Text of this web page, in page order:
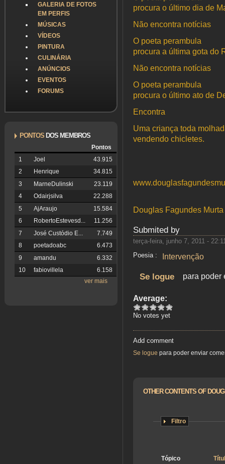
GALERIA DE FOTOS
EM PERFIS
MÚSICAS
VÍDEOS
PINTURA
CULINÁRIA
ANÚNCIOS
EVENTOS
FORUMS
PONTOS DOS MEMBROS
Pontos
1
Joel
43.915
2
Henrique
34.815
3
MarneDulinski
23.119
4
Odairjsilva
22.288
5
AjAraujo
15.584
6
RobertoEstevesd...
11.256
7
José Custódio E...
7.749
8
poetadoabc
6.473
9
amandu
6.332
10
fabiovillela
6.158
ver mais
procura o último dia de
Não encontra notícias
O poeta perambula
procura a última gota do
Não encontra notícias
O poeta perambula
procura o último ato de
Encontra
Uma criança toda
vendendo chicletes.
Douglas Fagundes Murta
Submited by
terça-feira, junho 7, 2011 -
Poesia :
Intervenção
Se logue para poder
Average:
No votes yet
Add comment
Se logue para poder enviar
OTHER CONTENTS OF
Filtro
Tópico